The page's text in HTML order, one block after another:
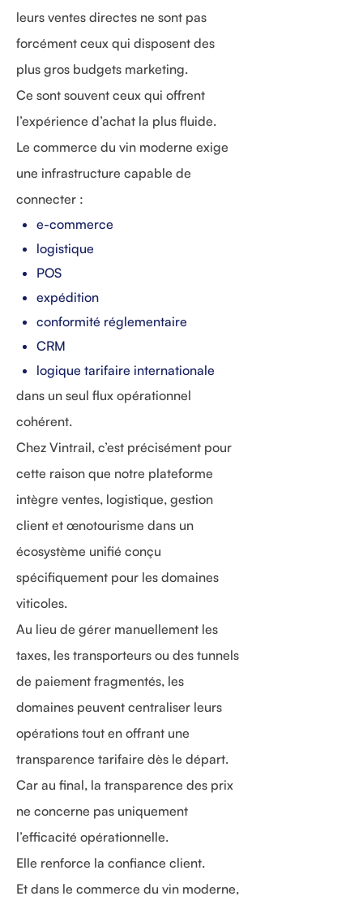
leurs ventes directes ne sont pas
forcément ceux qui disposent des
plus gros budgets marketing.
Ce sont souvent ceux qui offrent
l’expérience d’achat la plus fluide.
Le commerce du vin moderne exige
une infrastructure capable de
connecter :
e-commerce
logistique
POS
expédition
conformité réglementaire
CRM
logique tarifaire internationale
dans un seul flux opérationnel
cohérent.
Chez Vintrail, c’est précisément pour
cette raison que notre plateforme
intègre ventes, logistique, gestion
client et œnotourisme dans un
écosystème unifié conçu
spécifiquement pour les domaines
viticoles.
Au lieu de gérer manuellement les
taxes, les transporteurs ou des tunnels
de paiement fragmentés, les
domaines peuvent centraliser leurs
opérations tout en offrant une
transparence tarifaire dès le départ.
Car au final, la transparence des prix
ne concerne pas uniquement
l’efficacité opérationnelle.
Elle renforce la confiance client.
Et dans le commerce du vin moderne,